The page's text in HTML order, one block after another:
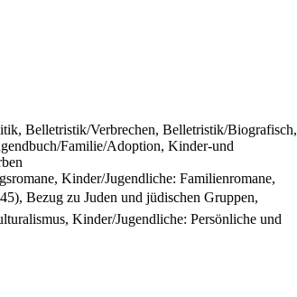
Belletristik/Verbrechen, Belletristik/Biografisch,
Familie/Adoption, Kinder-und
Kinder/Jugendliche: Familienromane,
Bezug zu Juden und jüdischen Gruppen,
Kinder/Jugendliche: Persönliche und